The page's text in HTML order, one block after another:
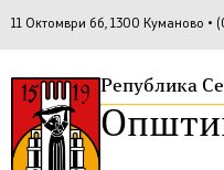
11 Октомври бб, 1300 Куманово •
Република